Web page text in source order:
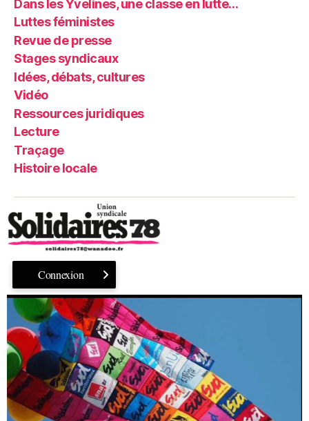
Dans les Yvelines, une classe en lutte…
Luttes féministes
Revue de presse
Stages syndicaux
Idées, débats, cultures
Vidéo
Ressources juridiques
Lecture
Traçage
Histoire locale
Connexion